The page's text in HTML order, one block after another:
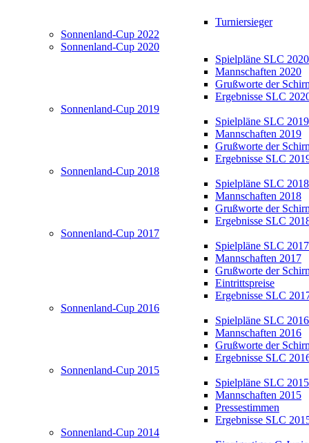
Turniersieger
Sonnenland-Cup 2022
Sonnenland-Cup 2020
Spielpläne SLC 2020
Mannschaften 2020
Grußworte der
Ergebnisse SLC
Sonnenland-Cup 2019
Spielpläne SLC 2019
Mannschaften 2019
Grußworte der
Ergebnisse SLC
Sonnenland-Cup 2018
Spielpläne SLC 2018
Mannschaften 2018
Grußworte der
Ergebnisse SLC
Sonnenland-Cup 2017
Spielpläne SLC 2017
Mannschaften 2017
Grußworte der
Eintrittspreise
Ergebnisse SLC
Sonnenland-Cup 2016
Spielpläne SLC 2016
Mannschaften 2016
Grußworte der
Ergebnisse SLC
Sonnenland-Cup 2015
Spielpläne SLC 2015
Mannschaften 2015
Pressestimmen
Ergebnisse SLC
Sonnenland-Cup 2014